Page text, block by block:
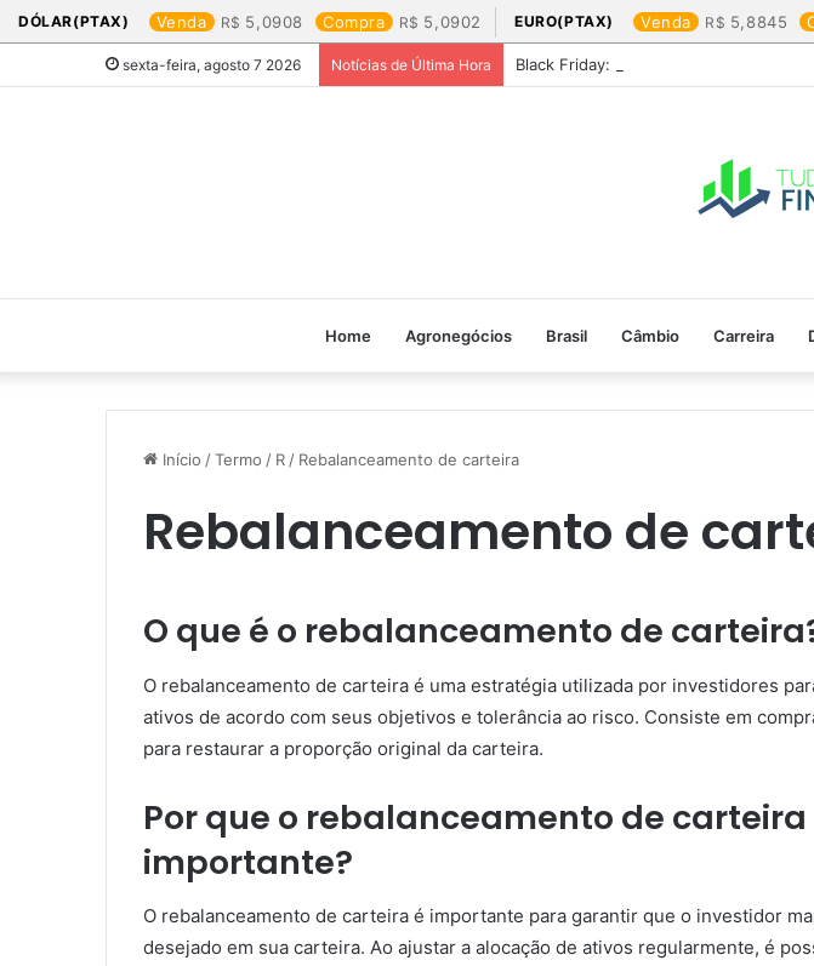
DÓLAR(PTAX) Venda 5,0908 Compra 5,0902 EURO(PTAX) Venda 5,8845
sexta-feira, agosto 7 2026 Notícias de Última Hora Black Friday: os produtos que mais
Home Agronegócios Brasil Câmbio Carreira
Início /Termo / R / Rebalanceamento de carteira
Rebalanceamento de
O que é o rebalanceamento de
O rebalanceamento de carteira é uma estratégia utilizada por investidores
ativos de acordo com seus objetivos e tolerância ao risco. Consiste em
para restaurar a proporção original da carteira.
Por que o rebalanceamento de carteira
importante?
O rebalanceamento de carteira é importante para garantir que o investidor
desejado em sua carteira. Ao ajustar a alocação de ativos regularmente, é